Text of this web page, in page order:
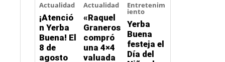
Actualidad
¡Atenció
n Yerba
Buena! El
8 de
agosto
Actualidad
«Raquel
Graneros
compró
una 4×4
valuada
Entretenim
iento
Yerba
Buena
festeja el
Día del